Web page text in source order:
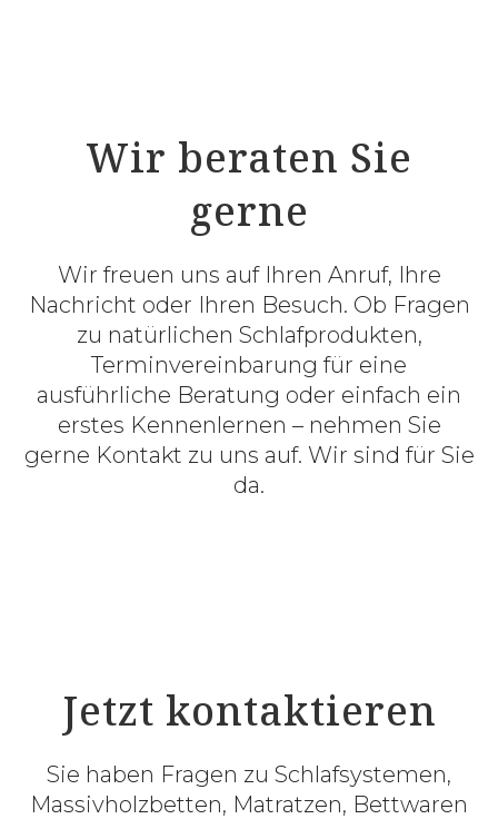
Wir beraten Sie
gerne
Wir freuen uns auf Ihren Anruf, Ihre
Nachricht oder Ihren Besuch. Ob Fragen
zu natürlichen Schlafprodukten,
Terminvereinbarung für eine
ausführliche Beratung oder einfach ein
erstes Kennenlernen – nehmen Sie
gerne Kontakt zu uns auf. Wir sind für Sie
da.
Jetzt kontaktieren
Sie haben Fragen zu Schlafsystemen,
Massivholzbetten, Matratzen, Bettwaren